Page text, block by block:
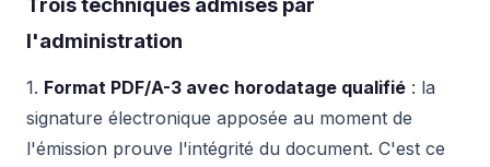
l'administration
1. Format PDF/A-3 avec horodatage qualifié : la
signature électronique apposée au moment de
l'émission prouve l'intégrité du document. C'est ce